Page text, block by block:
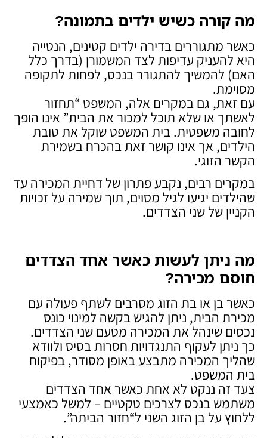
מה קורה כשיש ילדים בתמונה?
כאשר מתגוררים בדירה ילדים קטינים, הנטייה
היא להעניק עדיפות לצד המשמורן (בדרך כלל
האם) להמשיך להתגורר בנכס, לפחות לתקופה
מסוימת.
עם זאת, גם במקרים אלה, המשפט “תחזור
לאשתך או שלא תוכל למכור את הבית” אינו הופך
לחובה משפטית. בית המשפט שוקל את טובת
הילדים, אך אינו קושר זאת בהכרח בשמירת
הקשר הזוגי.
במקרים רבים, נקבע פתרון של דחיית המכירה עד
שהילדים יגיעו לגיל מסוים, תוך שמירה על זכויות
הקניין של שני הצדדים.
מה ניתן לעשות כאשר אחד הצדדים
חוסם מכירה?
כאשר בן או בת הזוג מסרבים לשתף פעולה עם
מכירת הבית, ניתן להגיש בקשה למינוי כונס
נכסים שינהל את המכירה מטעם שני הצדדים.
כך ניתן לעקוף התנגדויות חסרות בסיס ולוודא
שהליך המכירה מתבצע באופן מסודר, בפיקוח
בית המשפט.
צעד זה ננקט לא אחת כאשר אחד הצדדים
משתמש בנכס לצרכים טקטיים – למשל כאמצעי
ללחוץ על בן הזוג השני ל“חזור הביתה”.